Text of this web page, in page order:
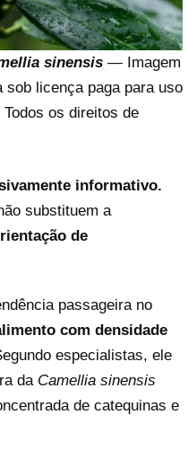
sinensis — Imagem
licença paga para uso
os direitos de
informativo.
substituem a
de
passageira no
com densidade
especialistas, ele
da Camellia sinensis
de catequinas e